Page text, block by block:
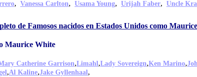
, Vanessa Carlton, Usama Young, Urijah Faber, Uncle
de Famosos nacidos en Estados Unidos como
Maurice White
Catherine Garrison,Limahl,Lady Sovereign,Ken Marino,
,Al Kaline,Jake Gyllenhaal,